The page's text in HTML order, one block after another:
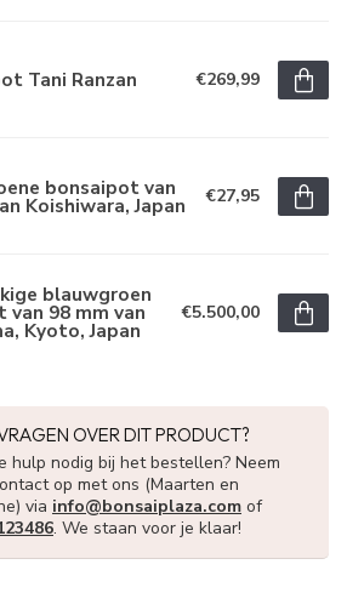
Tani Ranzan €269,99
bonsaipot van
Koishiwara, Japan €27,95
blauwgroen
van 98 mm van
Kyoto, Japan
€5.500,00
OVER DIT PRODUCT?
hulp nodig bij het bestellen? Neem
op met ons (Maarten en
via info@bonsaiplaza.com of
. We staan voor je klaar!